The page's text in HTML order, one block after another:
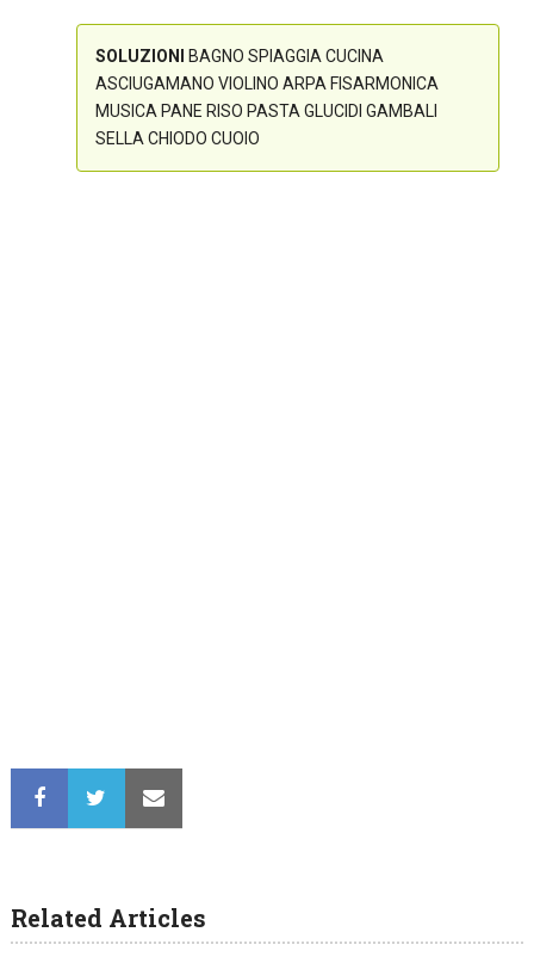
SOLUZIONI
BAGNO SPIAGGIA CUCINA
ASCIUGAMANO VIOLINO ARPA FISARMONICA
MUSICA PANE RISO PASTA GLUCIDI GAMBALI
SELLA CHIODO CUOIO
Related Articles